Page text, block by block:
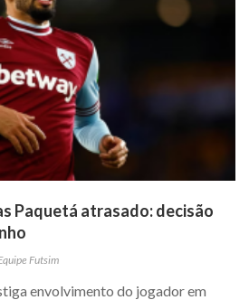
Paquetá atrasado: decisão
Futsim
envolvimento do jogador em